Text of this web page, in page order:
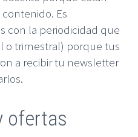
Es
con la periodicidad que
o trimestral) porque tus
a recibir tu newsletter
ofertas